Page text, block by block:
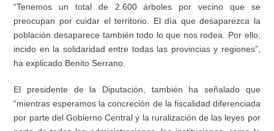
“Tenemos un total de 2.600 árboles por vecino que se
preocupan por cuidar el territorio. El día que desaparezca la
población desaparece también todo lo que nos rodea. Por ello,
incido en la solidaridad entre todas las provincias y regiones”,
ha explicado Benito Serrano.
El presidente de la Diputación, también ha señalado que
“mientras esperamos la concreción de la fiscalidad diferenciada
por parte del Gobierno Central y la ruralización de las leyes por